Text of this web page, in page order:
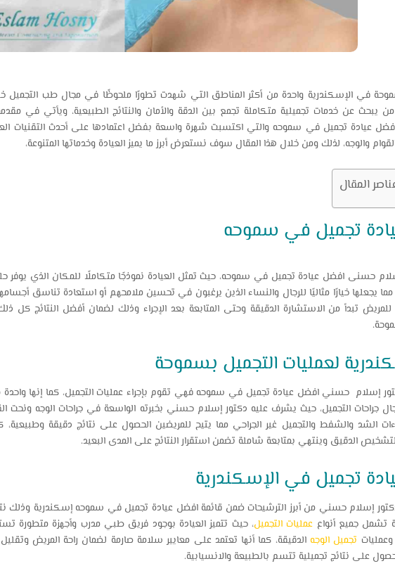
في الإسكندرية واحدة من أكثر المناطق التي شهدت تطورًا ملحوظًا في مجال طب التجميل
يبحث عن خدمات تجميلية متكاملة تجمع بين الدقة والأمان والنتائج الطبيعية، ويأتي في
عيادة تجميل في سموحه والتي اكتسبت شهرة واسعة بفضل اعتمادها على أحدث التقنيات
والوجه، لذلك ومن خلال هذا المقال سوف نستعرض أبرز ما يميز العيادة وخدماتها المتنوعة،
المقال
تجميل في سموحه
حسنى افضل عيادة تجميل في سموحه، حيث تمثل العيادة نموذجًا متكاملًا للمكان الذي يوفر
خيارًا مثاليًا للرجال والنساء الذين يرغبون في تحسين ملامحهم أو استعادة تناسق
للمريض تبدأ من الاستشارة الدقيقة وحتى المتابعة بعد الإجراء وذلك لضمان أفضل النتائج كل
لعمليات التجميل بسموحة
إسلام حسني افضل عيادة تجميل في سموحه فهي تقوم بإجراء عمليات التجميل، كما إنها واحدة
جراحات التجميل، حيث يشرف عليه دكتور إسلام حسني بخبرته الواسعة في جراحات الوجه ونحت
الشد والشفط والتجميل غير الجراحي مما يتيح للمريضين الحصول على نتائج دقيقة
الدقيق وينتهي بمتابعة شاملة تضمن استقرار النتائج على المدى البعيد.
تجميل في الإسكندرية
إسلام حسني من أبرز الترشيحات ضمن قائمة افضل عيادة تجميل في سموحه إسكندرية وذلك
تشمل جميع أنواع عمليات التجميل، حيث تتميز العيادة بوجود فريق طبي مدرب وأجهزة متطورة
تجميل الوجه الدقيقة، كما أنها تعتمد على معايير سلامة صارمة لضمان راحة المريض
على نتائج تجميلية تتسم بالطبيعة والانسيابية.